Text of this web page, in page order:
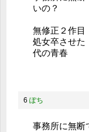
いの？
無修正２作目
処女卒させた
代の青春
6 ぽち
事務所に無断